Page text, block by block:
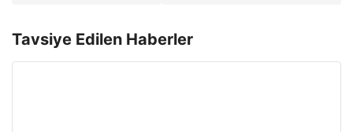
Tavsiye Edilen Haberler